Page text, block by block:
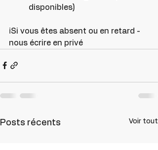
disponibles)
ℹ️Si vous êtes absent ou en retard -
nous écrire en privé
Posts récents Voir tout